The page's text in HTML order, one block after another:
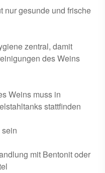
nur gesunde und frische
zentral, damit
des Weins
Weins muss in
stattfinden
mit Bentonit oder